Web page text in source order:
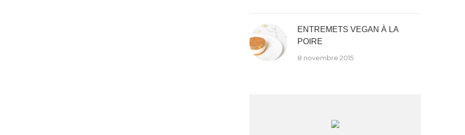
ENTREMETS VEGAN À LA
POIRE
8 novembre 2015